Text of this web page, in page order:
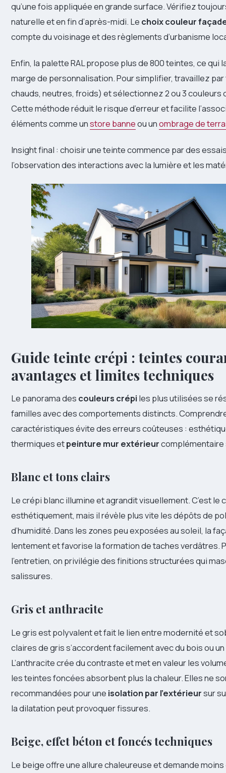
qu’une fois appliquée en grande surface. Vérifiez
naturelle et en fin d’après-midi. Le choix couleur
compte du voisinage et des règlements d’urbanisme
Enfin, la palette RAL propose plus de 800 teintes, ce qui
marge de personnalisation. Pour simplifier, travaillez
chauds, neutres, froids) et sélectionnez 2 ou 3 couleurs
Cette méthode réduit le risque d’erreur et facilite
éléments comme unstore banneou unombrage de
Insight final : choisir une teinte commence par des
l’observation des interactions avec la lumière et les
Guide teinte crépi : teintes
avantages et limites techniques
Le panorama des couleurs crépi les plus utilisées se
familles avec des comportements distincts.
caractéristiques évite des erreurs coûteuses :
thermiques etpeinture mur extérieur
Blanc et tons clairs
Le crépi blanc illumine et agrandit visuellement. C’est le
esthétiquement, mais il révèle plus vite les dépôts de
d’humidité. Dans les zones peu exposées au soleil, la
lentement et favorise la formation de taches verdâtres.
l’entretien, on privilégie des finitions structurées qui
salissures.
Gris et anthracite
Le gris est polyvalent et fait le lien entre modernité et
claires de gris s’accordent facilement avec du bois ou
L’anthracite crée du contraste et met en valeur les
les teintes foncées absorbent plus la chaleur. Elles ne
recommandées pour une isolation par l’extérieursur
la dilatation peut provoquer fissures.
Beige, effet béton et foncés techniques
Le beige offre une allure chaleureuse et demande moins